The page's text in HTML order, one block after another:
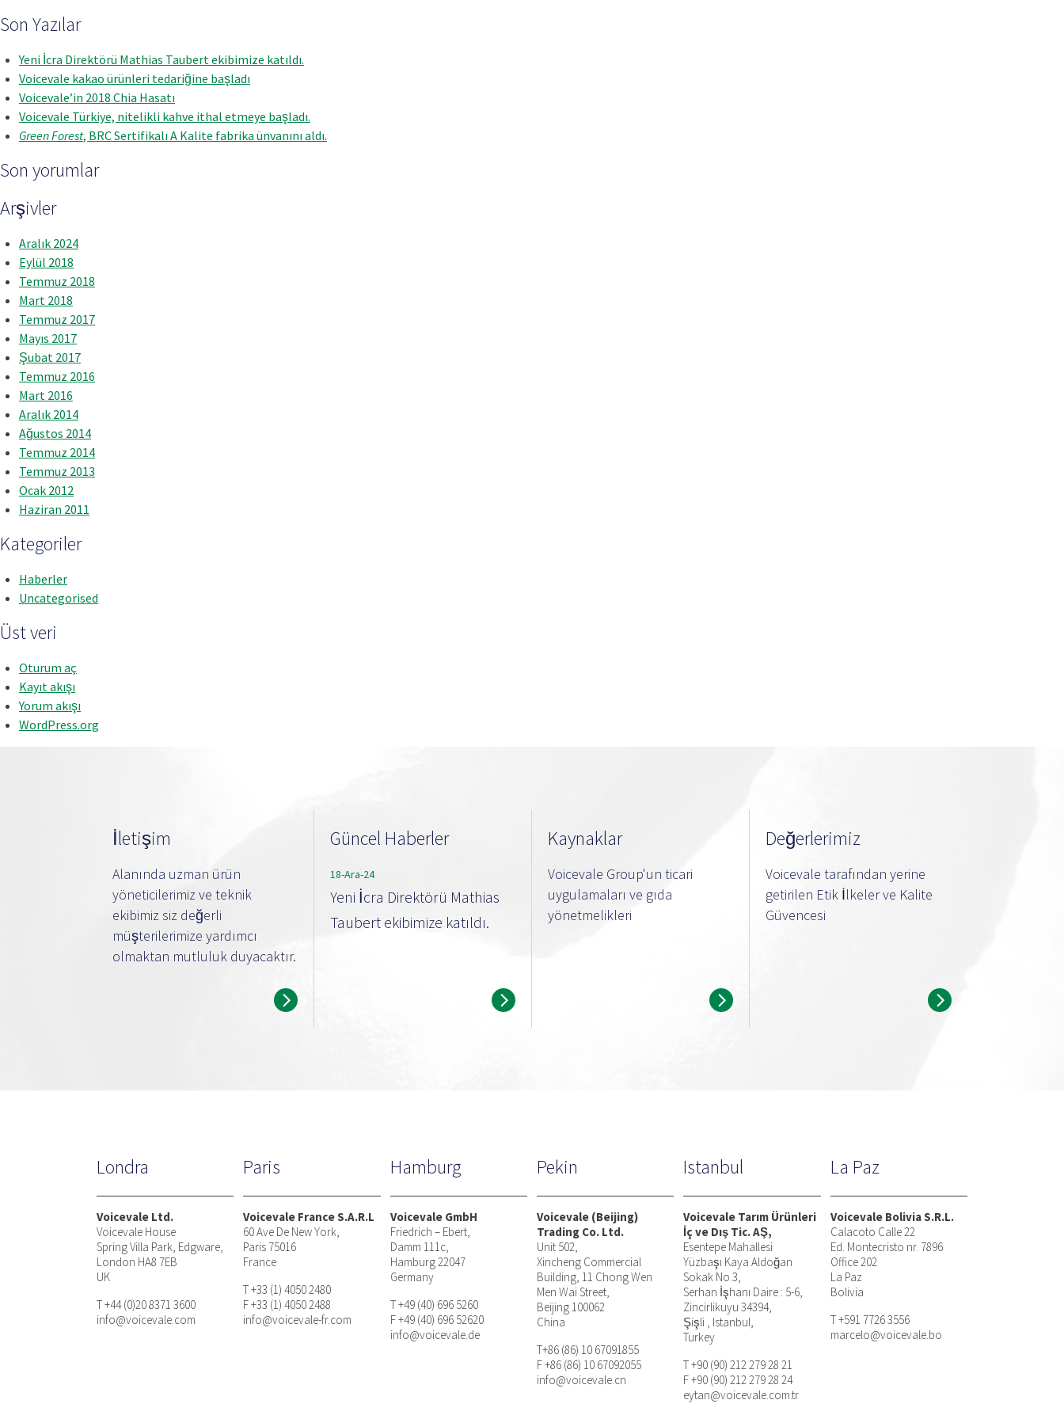
Son Yazılar
Yeni İcra Direktörü Mathias Taubert ekibimize katıldı.
Voicevale kakao ürünleri tedariğine başladı
Voicevale’in 2018 Chia Hasatı
Voicevale Türkiye, nitelikli kahve ithal etmeye başladı.
Green Forest, BRC Sertifikalı A Kalite fabrika ünvanını aldı.
Son yorumlar
Arşivler
Aralık 2024
Eylül 2018
Temmuz 2018
Mart 2018
Temmuz 2017
Mayıs 2017
Şubat 2017
Temmuz 2016
Mart 2016
Aralık 2014
Ağustos 2014
Temmuz 2014
Temmuz 2013
Ocak 2012
Haziran 2011
Kategoriler
Haberler
Uncategorised
Üst veri
Oturum aç
Kayıt akışı
Yorum akışı
WordPress.org
İletişim
Alanında uzman ürün
yöneticilerimiz ve teknik
ekibimiz siz değerli
müşterilerimize yardımcı
olmaktan mutluluk duyacaktır.
Güncel Haberler
18-Ara-24
Yeni İcra Direktörü Mathias
Taubert ekibimize katıldı.
Kaynaklar
Voicevale Group'un ticari
uygulamaları ve gıda
yönetmelikleri
Değerlerimiz
Voicevale tarafından yerine
getirilen Etik İlkeler ve Kalite
Güvencesi
Londra
Voicevale Ltd.
Voicevale House
Spring Villa Park, Edgware,
London HA8 7EB
UK
T +44 (0)20 8371 3600
info@voicevale.com
Paris
Voicevale France S.A.R.L
60 Ave De New York,
Paris 75016
France
T +33 (1) 4050 2480
F +33 (1) 4050 2488
info@voicevale-fr.com
Hamburg
Voicevale GmbH
Friedrich – Ebert,
Damm 111c,
Hamburg 22047
Germany
T +49 (40) 696 5260
F +49 (40) 696 52620
info@voicevale.de
Pekin
Voicevale (Beijing)
Trading Co. Ltd.
Unit 502,
Xincheng Commercial
Building, 11 Chong Wen
Men Wai Street,
Beijing 100062
China
T+86 (86) 10 67091855
F +86 (86) 10 67092055
info@voicevale.cn
Istanbul
Voicevale Tarım Ürünleri
İç ve Dış Tic. AŞ,
Esentepe Mahallesi
Yüzbaşı Kaya Aldoğan
Sokak No.3,
Serhan İşhanı Daire : 5-6,
Zincirlikuyu 34394,
Şişli , Istanbul,
Turkey
T +90 (90) 212 279 28 21
F +90 (90) 212 279 28 24
eytan@voicevale.com.tr
La Paz
Voicevale Bolivia S.R.L.
Calacoto Calle 22
Ed. Montecristo nr. 7896
Office 202
La Paz
Bolivia
T +591 7726 3556
marcelo@voicevale.bo